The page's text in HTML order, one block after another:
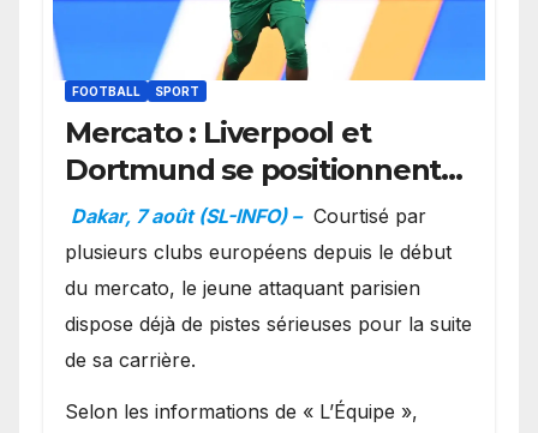
FOOTBALL SPORT
Mercato : Liverpool et
Dortmund se positionnent
en favoris pour recruter
Ibrahim Mbaye
Dakar, 7 août (SL-INFO) – Courtisé par
plusieurs clubs européens depuis le début
du mercato, le jeune attaquant parisien
dispose déjà de pistes sérieuses pour la suite
de sa carrière.
Selon les informations de « L’Équipe »,